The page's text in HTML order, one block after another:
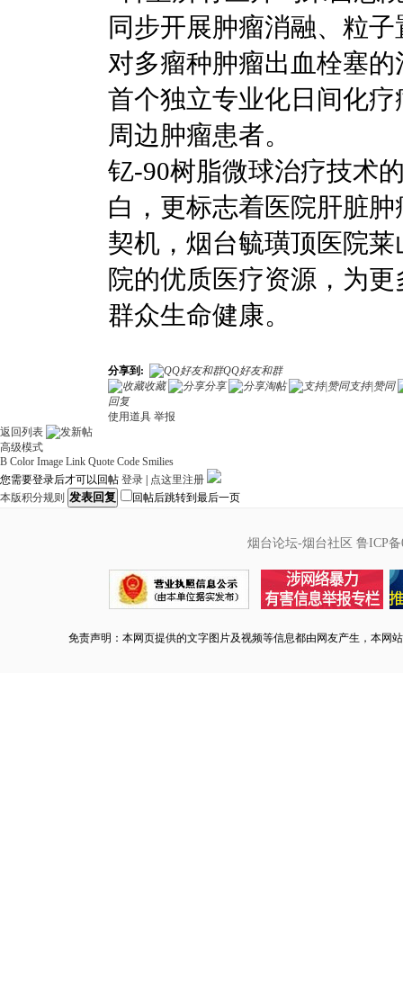
同步开展肿瘤消融、粒
对多瘤种肿瘤出血栓塞
首个独立专业化日间化
周边肿瘤患者。
钇-90树脂微球治疗技术
白，更标志着医院肝脏
契机，烟台毓璜顶医院
院的优质医疗资源，为
群众生命健康。
分享到:
QQ好友和群
收藏
分享 淘帖
支持|赞同
回复
使用道具 举报
返回列表
高级模式
B Color Image Link Quote Code Smilies
您需要登录后才可以回帖 登录
点这里注册
本版积分规则 发表回复 回帖后跳转到最后一页
烟台论坛-烟台社区 鲁ICP备
免责声明：本网页提供的文字图片及视频等信息都由网友产生，本网